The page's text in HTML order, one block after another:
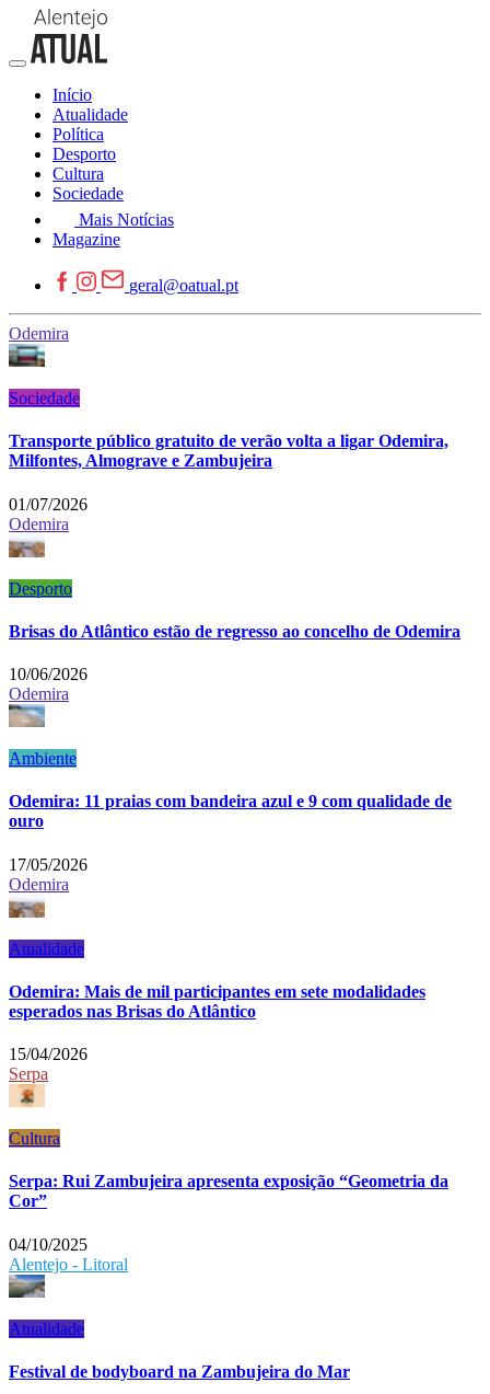
Início
Atualidade
Política
Desporto
Cultura
Sociedade
Mais Notícias
Magazine
geral@oatual.pt
Odemira
Sociedade
Transporte público gratuito de verão volta a ligar Odemira,
Milfontes, Almograve e Zambujeira
01/07/2026
Odemira
Desporto
Brisas do Atlântico estão de regresso ao concelho de Odemira
10/06/2026
Odemira
Ambiente
Odemira: 11 praias com bandeira azul e 9 com qualidade de
ouro
17/05/2026
Odemira
Atualidade
Odemira: Mais de mil participantes em sete modalidades
esperados nas Brisas do Atlântico
15/04/2026
Serpa
Cultura
Serpa: Rui Zambujeira apresenta exposição “Geometria da
Cor”
04/10/2025
Alentejo - Litoral
Atualidade
Festival de bodyboard na Zambujeira do Mar